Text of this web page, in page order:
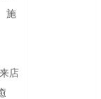
施
店